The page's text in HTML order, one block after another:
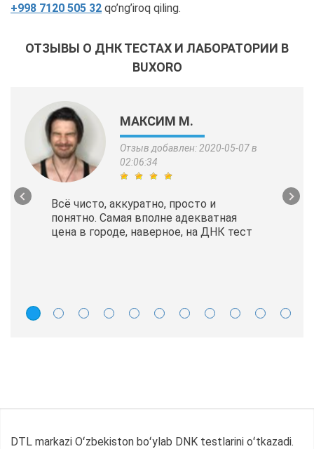
+998 7120 505 32 qo’ng’iroq qiling.
ОТЗЫВЫ О ДНК ТЕСТАХ И ЛАБОРАТОРИИ В
BUXORO
МАКСИМ М.
Отзыв добавлен: 2020-05-07 в
02:06:34
Всё чисто, аккуратно, просто и
понятно. Самая вполне адекватная
цена в городе, наверное, на ДНК тест
DTL markazi Oʻzbekiston boʻylab DNK testlarini oʻtkazadi.